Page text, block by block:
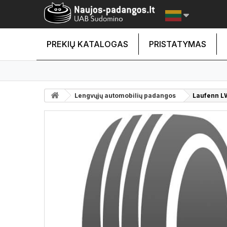
PREKIŲ KATALOGAS PRISTATYMAS
Lengvųjų automobilių padangos Laufenn